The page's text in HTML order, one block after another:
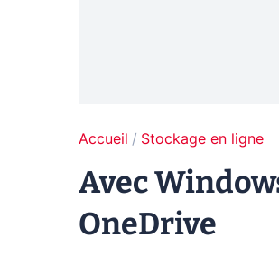
Accueil Stockage en ligne
Avec
OneDrive